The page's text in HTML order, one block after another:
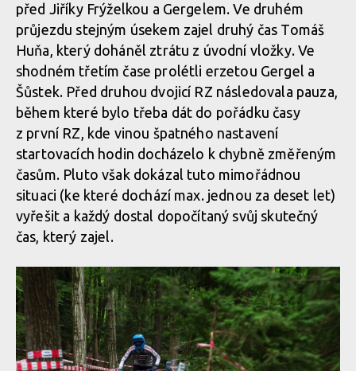
před Jiříky Frýželkou a Gergelem. Ve druhém
průjezdu stejným úsekem zajel druhý čas Tomáš
Huňa, který doháněl ztrátu z úvodní vložky. Ve
shodném třetím čase prolétli erzetou Gergel a
Šůstek. Před druhou dvojicí RZ následovala pauza,
během které bylo třeba dát do pořádku časy
z první RZ, kde vinou špatného nastavení
startovacích hodin docházelo k chybně změřeným
časům. Pluto však dokázal tuto mimořádnou
situaci (ke které dochází max. jednou za deset let)
vyřešit a každý dostal dopočítaný svůj skutečný
čas, který zajel.